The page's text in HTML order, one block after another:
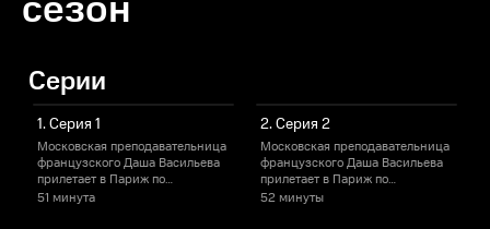
Серии
1. Серия 1
Московская преподавательница
французского Даша Васильева
прилетает в Париж по
приглашению своей лучшей
51 минута
2. Серия 2
Московская преподавательница
французского Даша Васильева
прилетает в Париж по
приглашению своей лучшей
52 минуты